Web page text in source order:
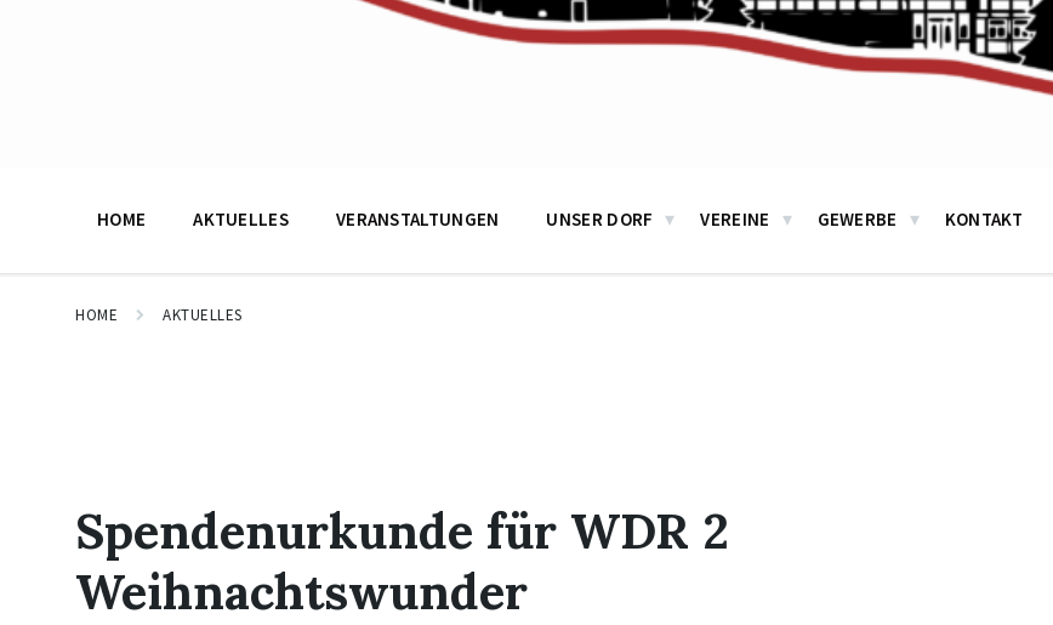
HOME AKTUELLES VERANSTALTUNGEN UNSER DORF VEREINE GEWERBE KONTAKT
HOME AKTUELLES
Spendenurkunde für WDR 2
Weihnachtswunder